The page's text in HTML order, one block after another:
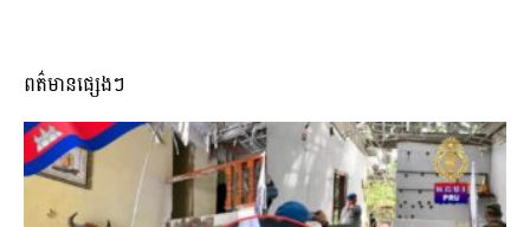
ពត៌មានផ្សេងៗ